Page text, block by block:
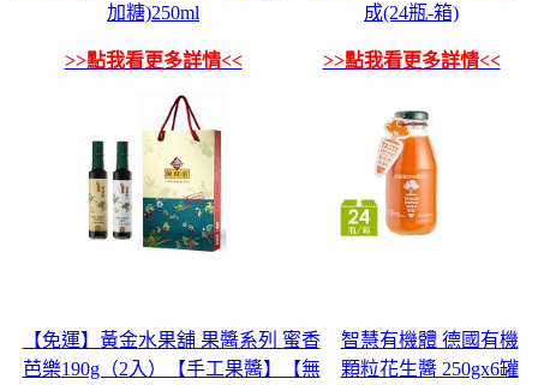
加糖)250ml
>>點我看更多詳情<<
成(24瓶-箱)
>>點我看更多詳情<<
【免運】黃金水果舖 果醬系列 蜜香
芭樂190g（2入）【手工果醬】【無
智慧有機體 德國有機
顆粒花生醬 250gx6罐